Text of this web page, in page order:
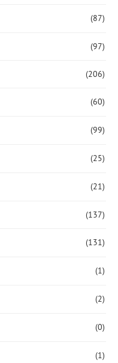
(87)
(97)
(206)
(60)
(99)
(25)
(21)
(137)
(131)
(1)
(2)
(0)
(1)